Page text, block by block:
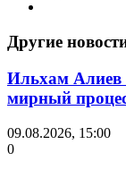
Другие
Ильхам Алиев
мирный
09.08.2026, 15:00
0